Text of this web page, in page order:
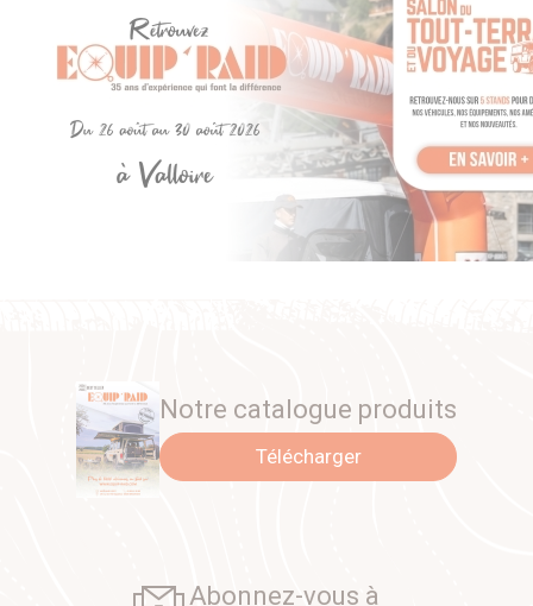
Notre catalogue produits
Télécharger
Abonnez-vous à